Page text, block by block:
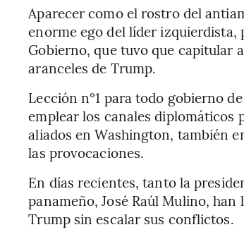
Aparecer como el rostro del
enorme ego del líder izquierdista,
Gobierno, que tuvo que capitular
aranceles de Trump.
Lección n°1 para todo gobierno
emplear los canales diplomáticos
aliados en Washington, también
las provocaciones.
En días recientes, tanto la
panameño, José Raúl Mulino,
Trump sin escalar sus conflictos.